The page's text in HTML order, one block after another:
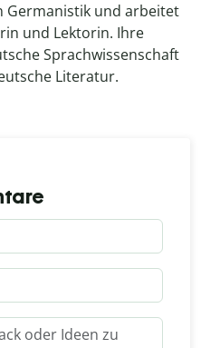
Germanistik und arbeitet
und Lektorin. Ihre
Sprachwissenschaft
Literatur.